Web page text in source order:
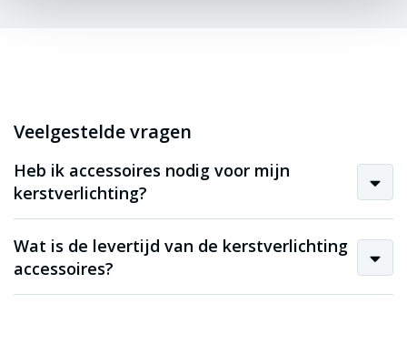
Veelgestelde vragen
Heb ik accessoires nodig voor mijn
kerstverlichting?
Wat is de levertijd van de kerstverlichting
accessoires?